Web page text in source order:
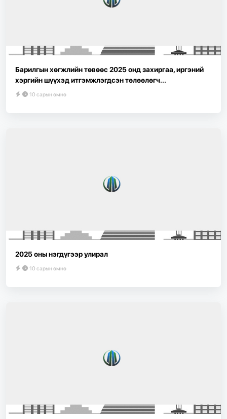
Барилгын хөгжлийн төвөөс 2025 онд захиргаа, иргэний
хэргийн шүүхэд итгэмжлэгдсэн төлөөлөгч...
10 сарын өмнө
2025 оны нэгдүгээр улирал
10 сарын өмнө